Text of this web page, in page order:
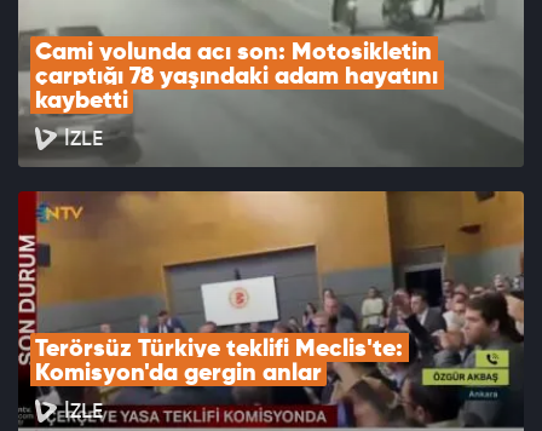
Cami yolunda acı son: Motosikletin
çarptığı 78 yaşındaki adam hayatını
kaybetti
İZLE
Terörsüz Türkiye teklifi Meclis'te:
Komisyon'da gergin anlar
İZLE